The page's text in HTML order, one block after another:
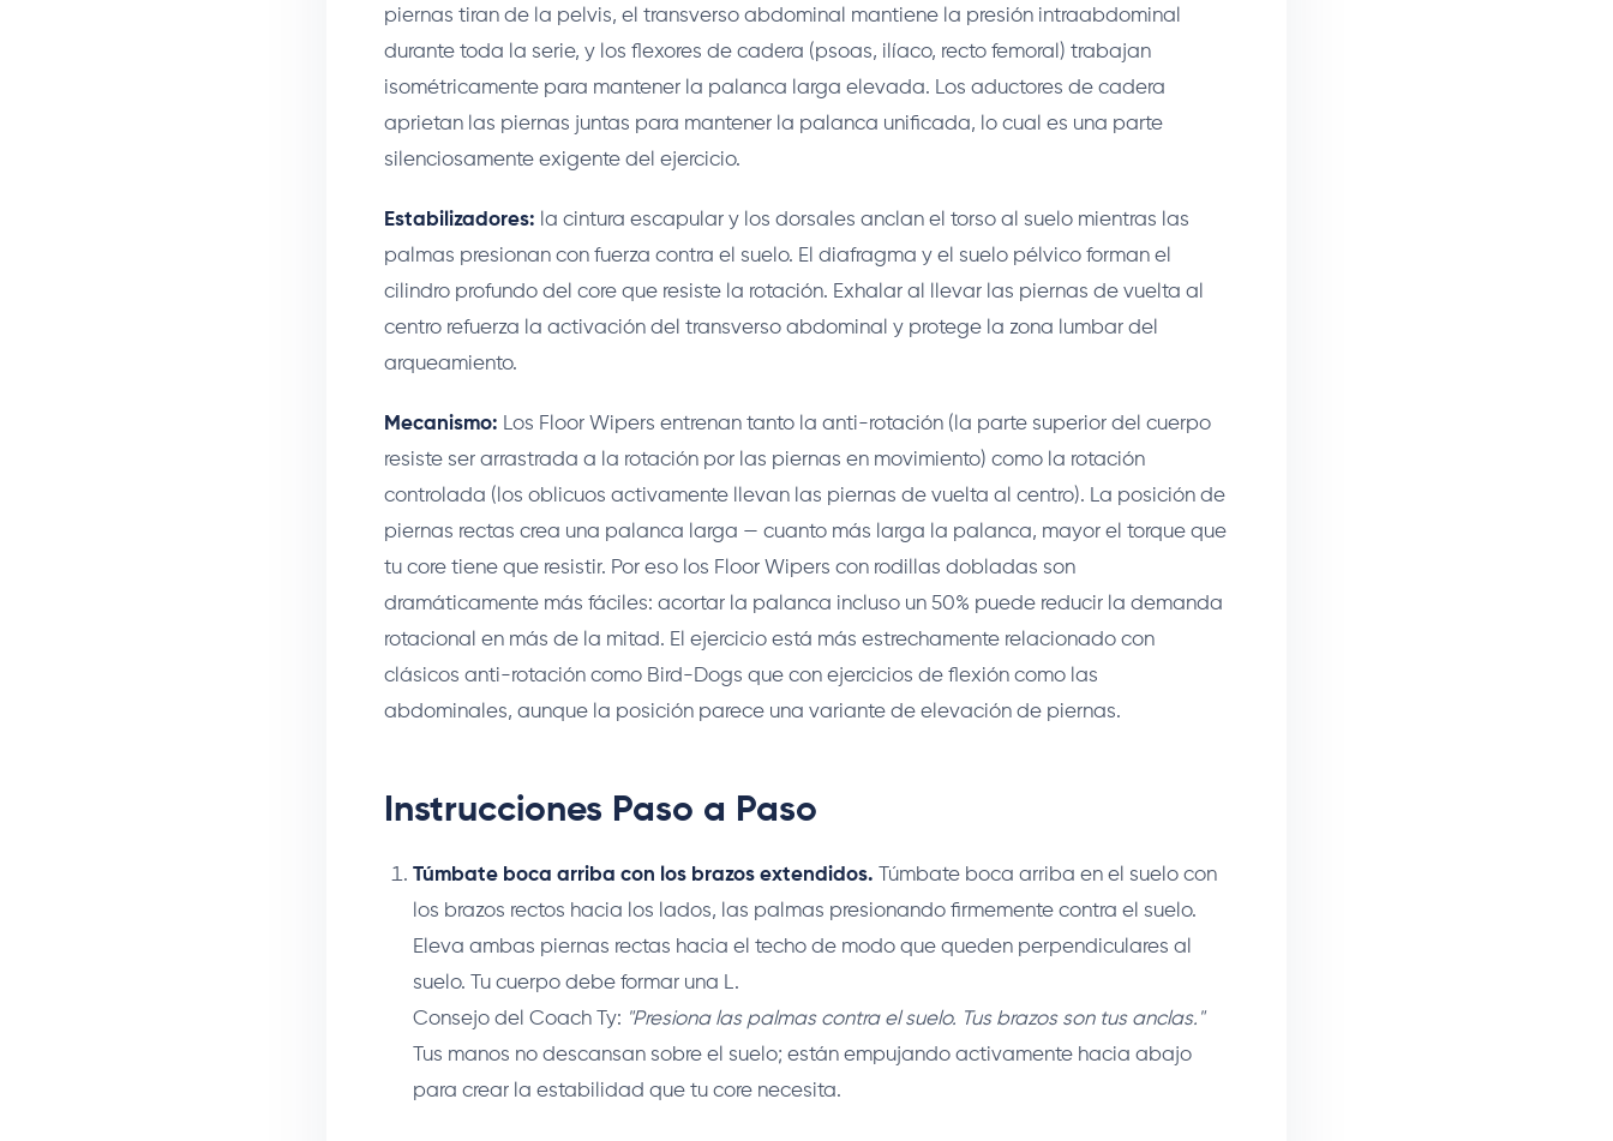
piernas tiran de la pelvis, el transverso abdominal mantiene la presión intraabdominal
durante toda la serie, y los flexores de cadera (psoas, ilíaco, recto femoral) trabajan
isométricamente para mantener la palanca larga elevada. Los aductores de cadera
aprietan las piernas juntas para mantener la palanca unificada, lo cual es una parte
silenciosamente exigente del ejercicio.
Estabilizadores: la cintura escapular y los dorsales anclan el torso al suelo mientras las
palmas presionan con fuerza contra el suelo. El diafragma y el suelo pélvico forman el
cilindro profundo del core que resiste la rotación. Exhalar al llevar las piernas de vuelta al
centro refuerza la activación del transverso abdominal y protege la zona lumbar del
arqueamiento.
Mecanismo: Los Floor Wipers entrenan tanto la anti-rotación (la parte superior del cuerpo
resiste ser arrastrada a la rotación por las piernas en movimiento) como la rotación
controlada (los oblicuos activamente llevan las piernas de vuelta al centro). La posición de
piernas rectas crea una palanca larga — cuanto más larga la palanca, mayor el torque que
tu core tiene que resistir. Por eso los Floor Wipers con rodillas dobladas son
dramáticamente más fáciles: acortar la palanca incluso un 50% puede reducir la demanda
rotacional en más de la mitad. El ejercicio está más estrechamente relacionado con
clásicos anti-rotación como Bird-Dogs que con ejercicios de flexión como las
abdominales, aunque la posición parece una variante de elevación de piernas.
Instrucciones Paso a Paso
Túmbate boca arriba con los brazos extendidos. Túmbate boca arriba en el suelo con
los brazos rectos hacia los lados, las palmas presionando firmemente contra el suelo.
Eleva ambas piernas rectas hacia el techo de modo que queden perpendiculares al
suelo. Tu cuerpo debe formar una L.
Consejo del Coach Ty: "Presiona las palmas contra el suelo. Tus brazos son tus anclas."
Tus manos no descansan sobre el suelo; están empujando activamente hacia abajo
para crear la estabilidad que tu core necesita.